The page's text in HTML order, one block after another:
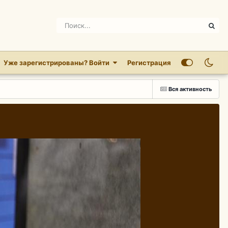
Уже зарегистрированы? Войти Регистрация
Вся активность